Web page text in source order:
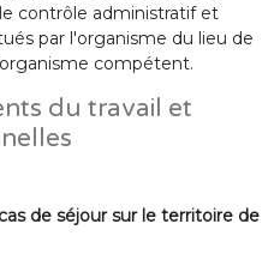
contrôle administratif et
par l'organisme du lieu de
compétent.
du travail et
de séjour sur le territoire de